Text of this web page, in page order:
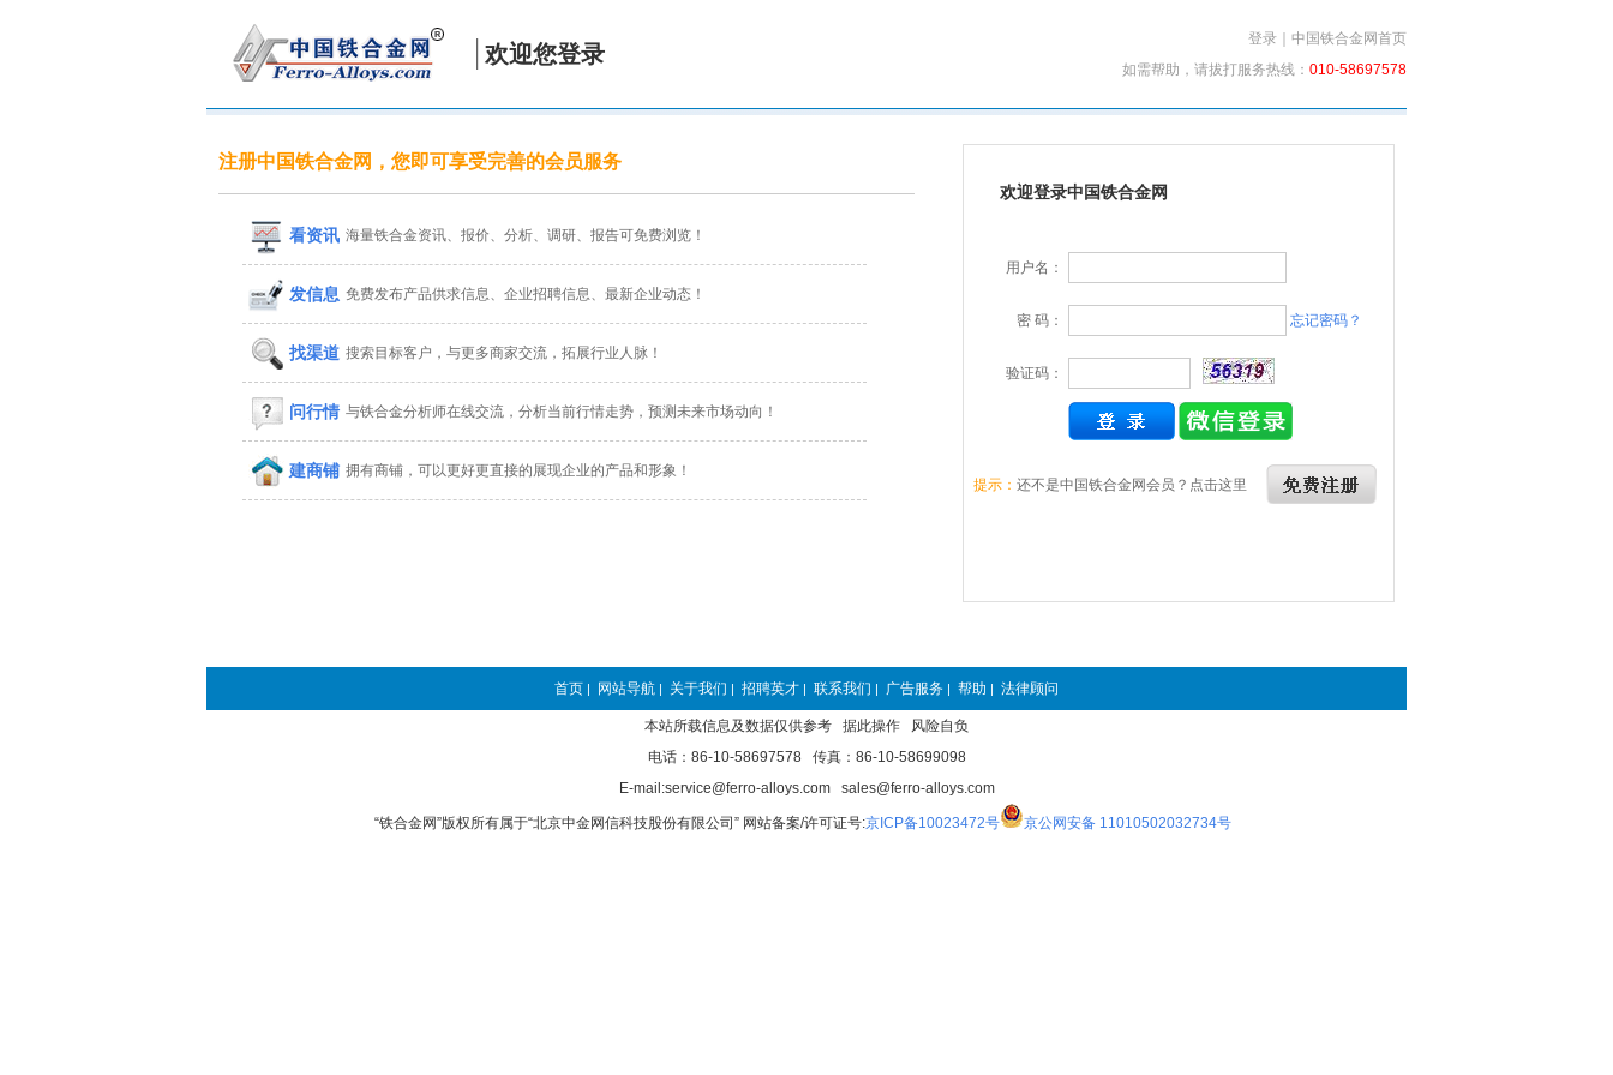
欢迎您登录
登录
中国铁合金网首页
如需帮助，请拔打服务热线： 010-58697578
注册中国铁合金网，您即可享受完善的会员服务
看资讯 海量铁合金资讯、报价、分析、调研、报告可免费浏览！
发信息 免费发布产品供求信息、企业招聘信息、最新企业动态！
找渠道 搜索目标客户，与更多商家交流，拓展行业人脉！
问行情 与铁合金分析师在线交流，分析当前行情走势，预测未来市场动向！
建商铺 拥有商铺，可以更好更直接的展现企业的产品和形象！
欢迎登录中国铁合金网
用户名：
密 码： 忘记密码？
验证码：
提示： 还不是中国铁合金网会员？点击这里
首页 | 网站导航 | 关于我们 | 招聘英才 | 联系我们 | 广告服务 | 帮助 | 法律顾问
本站所载信息及数据仅供参考 据此操作 风险自负
电话：86-10-58697578 传真：86-10-58699098
E-mail:service@ferro-alloys.com sales@ferro-alloys.com
“铁合金网”版权所有属于“北京中金网信科技股份有限公司” 网站备案/许可证号:京ICP备10023472号 京公网安备 11010502032734号